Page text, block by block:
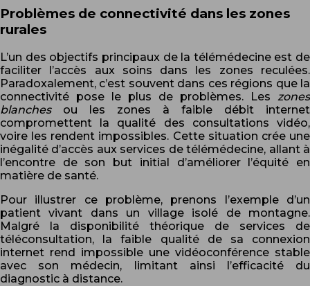
Problèmes de connectivité dans les zones
rurales
L’un des objectifs principaux de la télémédecine est de
faciliter l’accès aux soins dans les zones reculées.
Paradoxalement, c’est souvent dans ces régions que la
connectivité pose le plus de problèmes. Les zones
blanches ou les zones à faible débit internet
compromettent la qualité des consultations vidéo,
voire les rendent impossibles. Cette situation crée une
inégalité d’accès aux services de télémédecine, allant à
l’encontre de son but initial d’améliorer l’équité en
matière de santé.
Pour illustrer ce problème, prenons l’exemple d’un
patient vivant dans un village isolé de montagne.
Malgré la disponibilité théorique de services de
téléconsultation, la faible qualité de sa connexion
internet rend impossible une vidéoconférence stable
avec son médecin, limitant ainsi l’efficacité du
diagnostic à distance.